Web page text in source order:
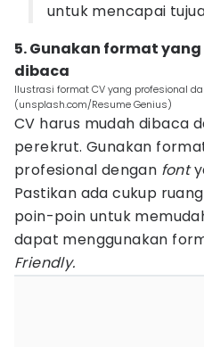
untuk mencapai
5. Gunakan format
dibaca
Ilustrasi format CV yang profesional
(unsplash.com/Resume Genius)
CV harus mudah dibaca
perekrut. Gunakan
profesional dengan font
Pastikan ada cukup
poin-poin untuk
dapat menggunakan
Friendly.